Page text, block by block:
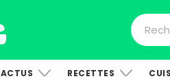
ACTUS RECETTES